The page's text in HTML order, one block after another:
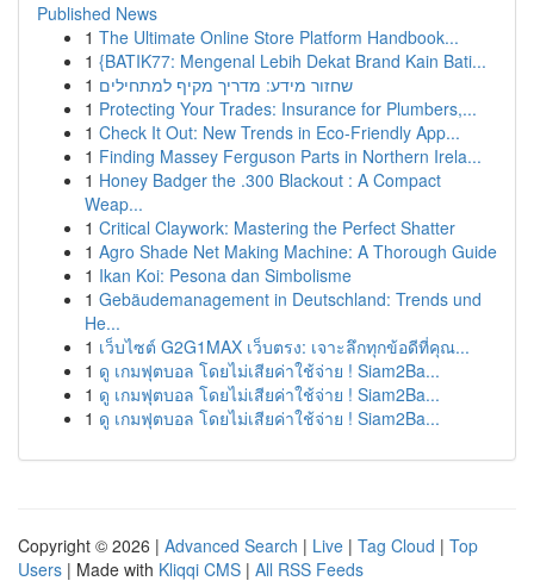
Published News
1 The Ultimate Online Store Platform Handbook...
1 {BATIK77: Mengenal Lebih Dekat Brand Kain Bati...
1 שחזור מידע: מדריך מקיף למתחילים
1 Protecting Your Trades: Insurance for Plumbers,...
1 Check It Out: New Trends in Eco-Friendly App...
1 Finding Massey Ferguson Parts in Northern Irela...
1 Honey Badger the .300 Blackout : A Compact
Weap...
1 Critical Claywork: Mastering the Perfect Shatter
1 Agro Shade Net Making Machine: A Thorough Guide
1 Ikan Koi: Pesona dan Simbolisme
1 Gebäudemanagement in Deutschland: Trends und
He...
1 เว็บไซต์ G2G1MAX เว็บตรง: เจาะลึกทุกข้อดีที่คุณ...
1 ดู เกมฟุตบอล โดยไม่เสียค่าใช้จ่าย ! Siam2Ba...
1 ดู เกมฟุตบอล โดยไม่เสียค่าใช้จ่าย ! Siam2Ba...
1 ดู เกมฟุตบอล โดยไม่เสียค่าใช้จ่าย ! Siam2Ba...
Copyright © 2026 | Advanced Search | Live | Tag Cloud | Top
Users | Made with Kliqqi CMS | All RSS Feeds